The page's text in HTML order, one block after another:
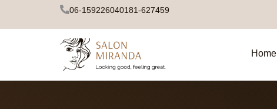
06-159226040181-627459
Home